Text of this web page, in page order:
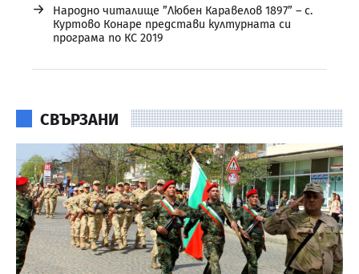
→
Народно читалище ”Любен Каравелов 1897” – с.
Куртово Конаре представи културната си
програма по КС 2019
СВЪРЗАНИ